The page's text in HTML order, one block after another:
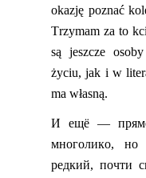
okazję poznać
Trzymam za to
są jeszcze
życiu, jak i w
ma własną.
И ещё—
многолико, но
редкий,почти